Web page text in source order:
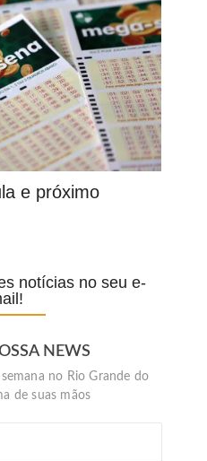
e próximo
notícias no seu e-
NEWS
no Rio Grande do
de suas mãos